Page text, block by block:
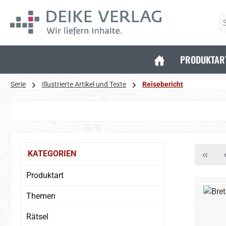
Hauptinhalt springen
Zur Suche springen
Zur Hauptnavigation springen
Serie Illustrierte Artikel und Texte Reisebericht
KATEGORIEN
Produktart
Themen
Rätsel